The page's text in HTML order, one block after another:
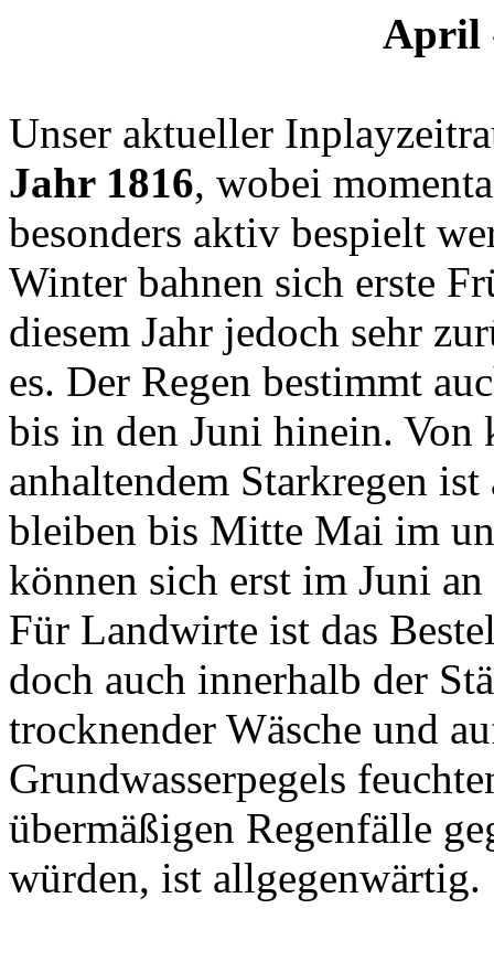
April
Unser aktueller
Jahr 1816, wobei
besonders aktiv bespielt
Winter bahnen sich erste
diesem Jahr jedoch sehr
es. Der Regen bestimmt
bis in den Juni hinein. Von
anhaltendem Starkregen
bleiben bis Mitte Mai im
können sich erst im Juni
Für Landwirte ist das
doch auch innerhalb der
trocknender Wäsche und
Grundwasserpegels
übermäßigen Regenfälle
würden, ist allgegenwärtig.